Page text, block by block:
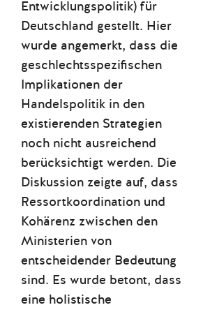
Entwicklungspolitik) für
Deutschland gestellt. Hier
wurde angemerkt, dass die
geschlechtsspezifischen
Implikationen der
Handelspolitik in den
existierenden Strategien
noch nicht ausreichend
berücksichtigt werden. Die
Diskussion zeigte auf, dass
Ressortkoordination und
Kohärenz zwischen den
Ministerien von
entscheidender Bedeutung
sind. Es wurde betont, dass
eine holistische